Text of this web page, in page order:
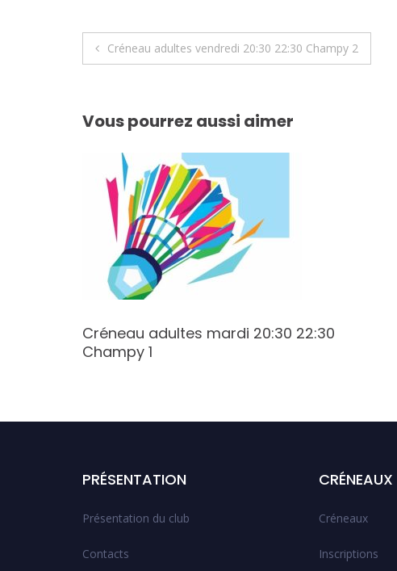
Navigation
l’article
Créneau adultes vendredi 20:30 22:30 Champy 2
Vous pourrez aussi aimer
Créneau adultes mardi 20:30 22:30
Champy 1
PRÉSENTATION
Présentation du club
Contacts
CRÉNEAUX
Créneaux
Inscriptions